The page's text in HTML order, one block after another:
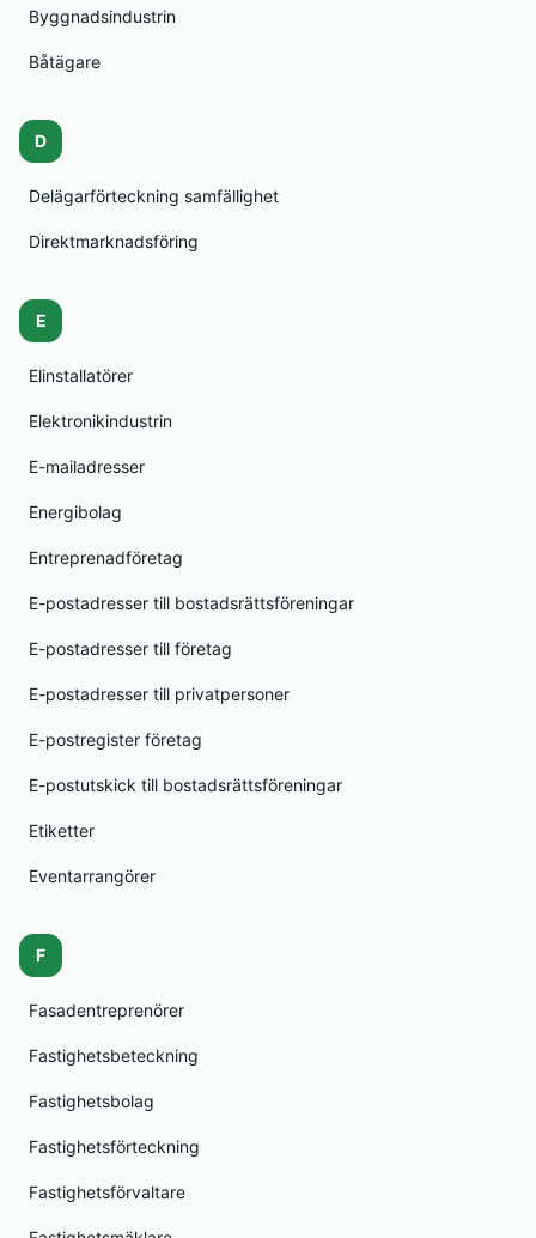
Byggnadsindustrin
Båtägare
D
Delägarförteckning samfällighet
Direktmarknadsföring
E
Elinstallatörer
Elektronikindustrin
E-mailadresser
Energibolag
Entreprenadföretag
E-postadresser till bostadsrättsföreningar
E-postadresser till företag
E-postadresser till privatpersoner
E-postregister företag
E-postutskick till bostadsrättsföreningar
Etiketter
Eventarrangörer
F
Fasadentreprenörer
Fastighetsbeteckning
Fastighetsbolag
Fastighetsförteckning
Fastighetsförvaltare